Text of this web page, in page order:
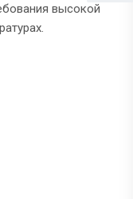
высокой